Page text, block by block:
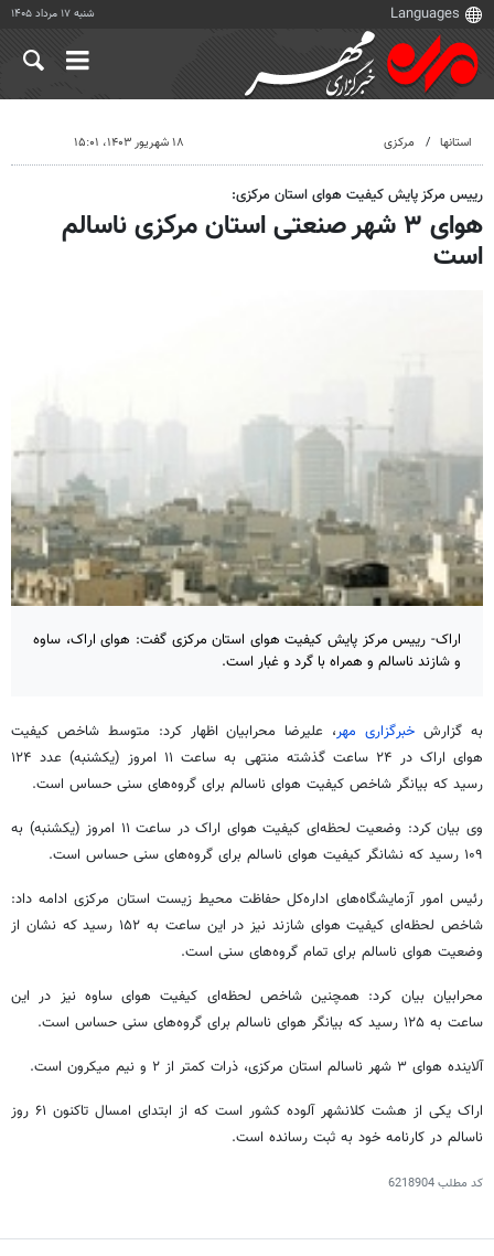
شنبه ۱۷ مرداد ۱۴۰۵
استانها مرکزی ۱۸ شهریور ۱۴۰۳، ۱۵:۰۱
رییس مرکز پایش کیفیت هوای استان مرکزی:
هوای ۳ شهر صنعتی استان مرکزی ناسالم
است
اراک- رییس مرکز پایش کیفیت هوای استان مرکزی گفت: هوای اراک، ساوه
و شازند ناسالم و همراه با گرد و غبار است.
به گزارشخبرگزاری مهر، علیرضا محرابیان اظهار کرد: متوسط شاخص کیفیت
هوای اراک در ۲۴ ساعت گذشته منتهی به ساعت ۱۱ امروز (یکشنبه) عدد ۱۲۴
رسید که بیانگر شاخص کیفیت هوای ناسالم برای گروه‌های سنی حساس است.
وی بیان کرد: وضعیت لحظه‌ای کیفیت هوای اراک در ساعت ۱۱ امروز (یکشنبه) به
۱۰۹ رسید که نشانگر کیفیت هوای ناسالم برای گروه‌های سنی حساس است.
رئیس امور آزمایشگاه‌های اداره‌کل حفاظت محیط زیست استان مرکزی ادامه داد:
شاخص لحظه‌ای کیفیت هوای شازند نیز در این ساعت به ۱۵۲ رسید که نشان از
وضعیت هوای ناسالم برای تمام گروه‌های سنی است.
محرابیان بیان کرد: همچنین شاخص لحظه‌ای کیفیت هوای ساوه نیز در این
ساعت به ۱۲۵ رسید که بیانگر هوای ناسالم برای گروه‌های سنی حساس است.
آلاینده هوای ۳ شهر ناسالم استان مرکزی، ذرات کمتر از ۲ و نیم میکرون است.
اراک یکی از هشت کلانشهر
آلوده کشور است که از ابتدای امسال تاکنون ۶۱ روز
ناسالم در کارنامه خود به ثبت رسانده است.
کد مطلب6218904